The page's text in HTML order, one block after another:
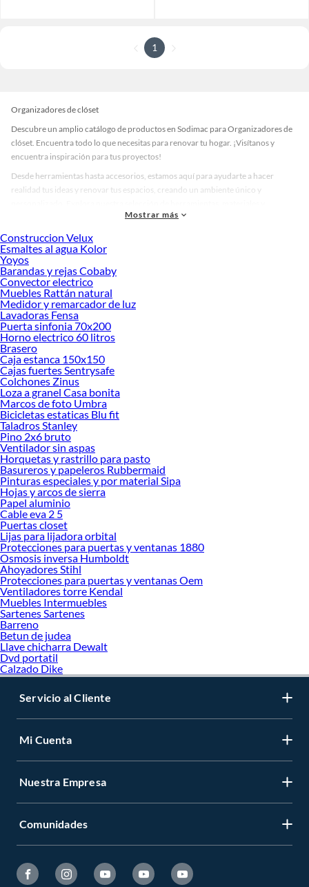
1
Organizadores de clóset
Descubre un amplio catálogo de productos en Sodimac para Organizadores de
clóset. Encuentra todo lo que necesitas para renovar tu hogar. ¡Visítanos y
encuentra inspiración para tus proyectos!
Desde herramientas hasta accesorios, estamos aquí para ayudarte a hacer
realidad tus ideas y renovar tus espacios, creando un ambiente único y
accesorios de calidad que te ayudarán a crear un espacio más tú.
Desde remodelaciones hasta proyectos de decoración, estamos aquí para hacer
tus ideas realidad. ¡Visítanos y encuentra todo lo que tenemos para ofrecerte en
Organizadores de clóset!
Explora la variedad de productos de Organizadores de clóset en
Sodimac
Herramientas, materiales y accesorios de calidad para tus proyectos y
renovación de espacios. ¡Visítanos y descubre todo lo que tenemos para
ofrecerte!
Encuentra una amplia variedad de productos de Organizadores de clóset en
Sodimac. Encuentra todo lo necesario para tus proyectos de renovación y
decoración. ¡Visítanos y haz tus ideas realidad!
Mostrar más
Construccion Velux
Esmaltes al agua Kolor
Yoyos
Barandas y rejas Cobaby
Convector electrico
Muebles Rattán natural
Medidor y remarcador de luz
Lavadoras Fensa
Puerta sinfonia 70x200
Horno electrico 60 litros
Brasero
Caja estanca 150x150
Cajas fuertes Sentrysafe
Colchones Zinus
Loza a granel Casa bonita
Marcos de foto Umbra
Bicicletas estaticas Blu fit
Taladros Stanley
Pino 2x6 bruto
Ventilador sin aspas
Horquetas y rastrillo para pasto
Basureros y papeleros Rubbermaid
Pinturas especiales y por material Sipa
Hojas y arcos de sierra
Papel aluminio
Cable eva 2 5
Puertas closet
Lijas para lijadora orbital
Protecciones para puertas y ventanas 1880
Osmosis inversa Humboldt
Ahoyadores Stihl
Protecciones para puertas y ventanas Oem
Ventiladores torre Kendal
Muebles Intermuebles
Sartenes Sartenes
Barreno
Betun de judea
Llave chicharra Dewalt
Dvd portatil
Calzado Dike
Servicio al Cliente
Mi Cuenta
Nuestra Empresa
Comunidades